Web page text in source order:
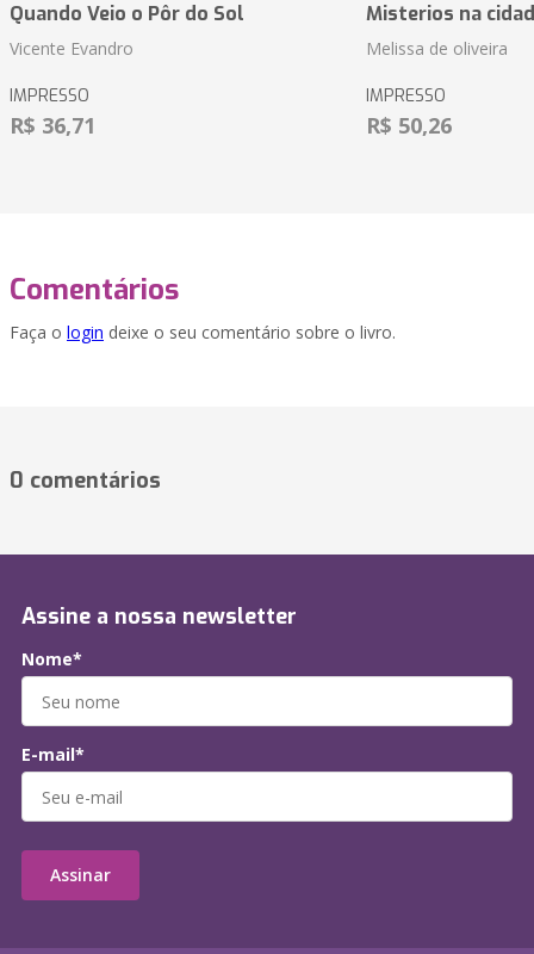
Quando Veio o Pôr do Sol
Vicente Evandro
IMPRESSO
R$ 36,71
Misterios na
Melissa de oliveira
IMPRESSO
R$ 50,26
Comentários
Faça o login deixe o seu comentário sobre o livro.
0 comentários
Assine a nossa newsletter
Nome*
E-mail*
Assinar